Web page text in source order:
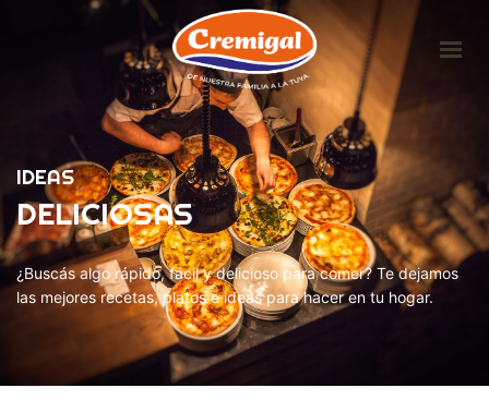
HOME
LA EMPRESA
PRODUCTOS
IDEAS DELICIOSAS
CONTACTO
IDEAS
DELICIOSAS
¿Buscás algo rápido, fácil y delicioso para comer? Te dejamos
las mejores recetas, platos e ideas para hacer en tu hogar.